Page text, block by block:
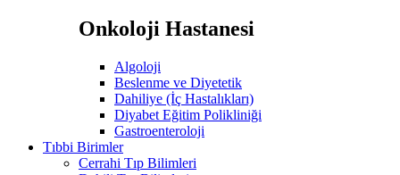
Onkoloji Hastanesi
Algoloji
Beslenme ve Diyetetik
Dahiliye (İç Hastalıkları)
Diyabet Eğitim Polikliniği
Gastroenteroloji
Tıbbi Birimler
Cerrahi Tıp Bilimleri